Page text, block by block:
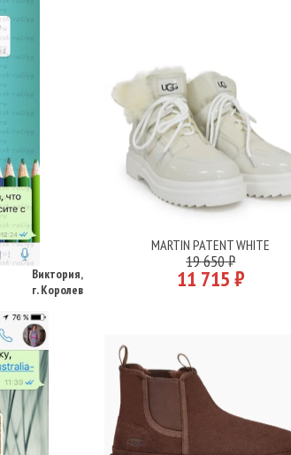
Виктория,
г. Королев
Подробнее
MARTIN PATENT WHITE
19 650 ₽
11 715 ₽